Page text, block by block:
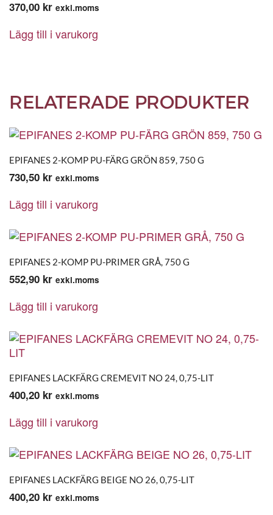
370,00 kr exkl.moms
Lägg till i varukorg
RELATERADE PRODUKTER
EPIFANES 2-KOMP PU-FÄRG GRÖN 859, 750 G
730,50 kr exkl.moms
Lägg till i varukorg
EPIFANES 2-KOMP PU-PRIMER GRÅ, 750 G
552,90 kr exkl.moms
Lägg till i varukorg
EPIFANES LACKFÄRG CREMEVIT NO 24, 0,75-LIT
400,20 kr exkl.moms
Lägg till i varukorg
EPIFANES LACKFÄRG BEIGE NO 26, 0,75-LIT
400,20 kr exkl.moms